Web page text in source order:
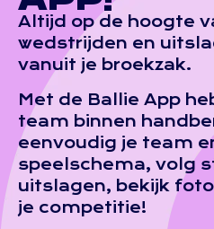
Altijd op de hoogte
wedstrijden en
vanuit je broekzak.
Met de Ballie App
team binnen
eenvoudig je team
speelschema, volg
uitslagen, bekijk
je competitie!